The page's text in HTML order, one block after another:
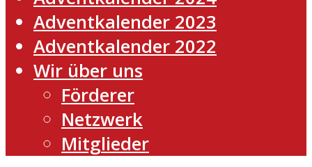
Adventkalender 2023
Adventkalender 2022
Wir über uns
Förderer
Netzwerk
Mitglieder